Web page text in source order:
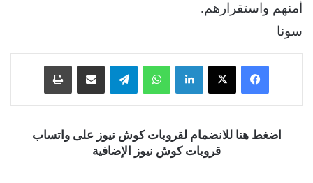
أمنهم واستقرارهم.
سونا
فيسبوك ‫X لينكدإن واتساب تيلقرام
اضغط هنا للانضمام لقروبات كوش نيوز على واتساب
قروبات كوش نيوز الإضافية